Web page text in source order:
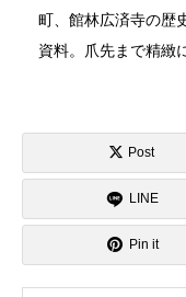
町、館林広済寺の歴
資料。爪先まで精緻
Post
LINE
Pin it